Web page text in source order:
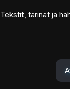
Tekstit, tarinat ja